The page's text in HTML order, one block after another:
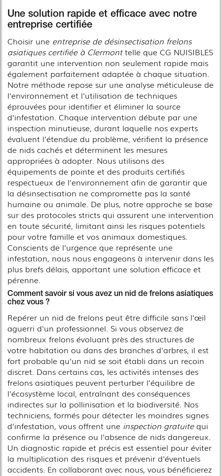
Une solution rapide et efficace avec notre
entreprise certifiée
Choisir une entreprise de désinsectisation frelons
asiatiques certifiée à Clermonttelle que CG NUISIBLES
garantit une intervention non seulement rapide mais
également parfaitement adaptée à chaque situation.
Notre méthode repose sur une analyse méticuleuse de
l'environnement et l'utilisation de techniques
éprouvées pour identifier et éliminer la source
d'infestation. Chaque intervention débute par une
inspection minutieuse, durant laquelle nos experts
évaluent l'étendue du problème, vérifient la présence
de nids cachés et déterminent les mesures
appropriées à adopter. Nous utilisons des
équipements de pointe et des produits certifiés
respectueux de l'environnement afin de garantir que
la désinsectisation ne compromette pas la santé
humaine ou animale. De plus, notre approche se base
sur des protocoles stricts qui assurent une intervention
en toute sécurité, limitant ainsi les risques potentiels
pour votre famille et vos animaux domestiques.
Conscients de l'urgence que représente une
infestation, nous nous engageons à intervenir dans les
plus brefs délais, apportant une solution efficace et
pérenne.
Comment savoir si vous avez un nid de frelons asiatiques
chez vous ?
Repérer un nid de frelons peut être difficile sans l'œil
aguerri d'un professionnel. Si vous observez de
nombreux frelons évoluant près des structures de
votre habitation ou dans des branches d'arbres, il est
fort probable qu'un nid se soit établi dans un recoin
discret. Dans certains cas, les activités intenses des
frelons asiatiques peuvent perturber l'équilibre de
l'écosystème local, entraînant des conséquences
indirectes sur la pollinisation et la biodiversité. Nos
techniciens, formés pour détecter les moindres signes
d'infestation, vous offrent une inspection gratuitequi
confirme la présence ou l'absence de nids dangereux.
Un diagnostic rapide et précis est essentiel pour éviter
la multiplication des risques et prévenir d'éventuels
accidents. En collaborant avec nous, vous bénéficierez